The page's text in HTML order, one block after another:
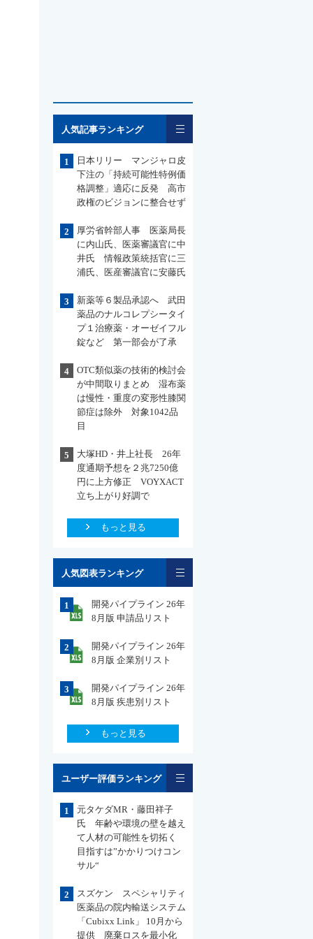
人気記事ランキング
1
日本リリー マンジャロ皮
下注の「持続可能性特例価
格調整」適応に反発 高市
政権のビジョンに整合せず
2
厚労省幹部人事 医薬局長
に内山氏、医薬審議官に中
井氏 情報政策統括官に三
浦氏、医産審議官に安藤氏
3
新薬等６製品承認へ 武田
薬品のナルコレプシータイ
プ１治療薬・オーゼイフル
錠など 第一部会が了承
4
OTC類似薬の技術的検討会
が中間取りまとめ 湿布薬
は慢性・重度の変形性膝関
節症は除外 対象1042品
目
5
大塚HD・井上社長 26年
度通期予想を２兆7250億
円に上方修正 VOYXACT
立ち上がり好調で
もっと見る
人気図表ランキング
1
開発パイプライン 26年
8月版 申請品リスト
2
開発パイプライン 26年
8月版 企業別リスト
3
開発パイプライン 26年
8月版 疾患別リスト
もっと見る
ユーザー評価ランキング
1
元タケダMR・藤田祥子
氏 年齢や環境の壁を越え
て人材の可能性を切拓く
目指すは”かかりつけコン
サル“
2
スズケン スペシャリティ
医薬品の院内輸送システム
「Cubixx Link」 10月から
提供 廃棄ロスを最小化